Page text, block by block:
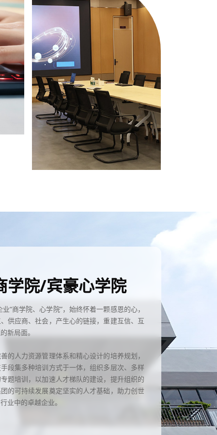
学院/宾豪心学院
“商学院、心学院”，始终怀着一颗感恩的心，
供应商、社会，产生心的链接，重建互信、互
新局面。
的人力资源管理体系和精心设计的培养规划，
段集多种培训方式于一体，组织多层次、多样
题培训，以加速人才梯队的建设，提升组织的
的可持续发展奠定坚实的人才基础，助力创世
业中的卓越企业。